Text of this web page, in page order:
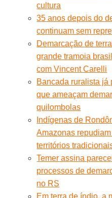
cultura
35 anos depois do
continuam sem
Demarcação de
grande tramoia
com Vincent Carelli
Bancada ruralista já
que ameaçam
quilombolas
Indígenas de
Amazonas
territórios
Temer assina
processos de
no RS
Em terra de índio, a